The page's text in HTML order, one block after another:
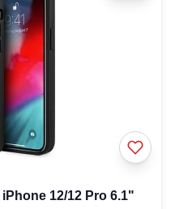
12/12 Pro 6.1"